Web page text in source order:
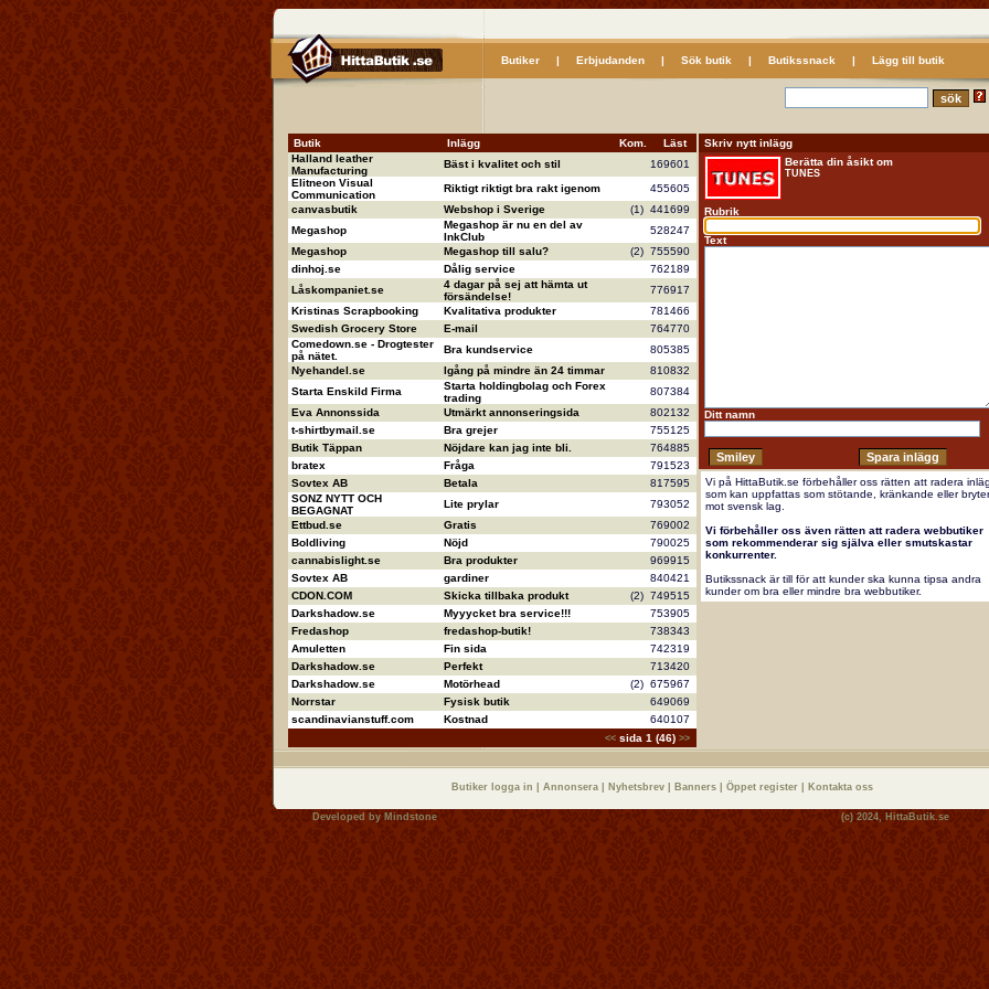
Butiker| Erbjudanden| Sök butik | Butikssnack | Lägg till butik
Butik Inlägg Kom.
Läst
Halland leather
Manufacturing
Bäst i kvalitet och stil
169601
Elitneon Visual
Communication
Riktigt riktigt bra rakt igenom
455605
canvasbutik
Webshop i Sverige (1) 441699
Megashop
Megashop är nu en del av
InkClub
528247
Megashop
Megashop till salu? (2) 755590
dinhoj.se
Dålig service
762189
Låskompaniet.se
4 dagar på sej att hämta ut
försändelse!
776917
Kristinas Scrapbooking
Kvalitativa produkter
781466
Swedish Grocery Store
E-mail
764770
Comedown.se - Drogtester
på nätet.
Bra kundservice
805385
Nyehandel.se
Igång på mindre än 24 timmar
810832
Starta Enskild Firma
Starta holdingbolag och Forex
trading
807384
Eva Annonssida
Utmärkt annonseringsida
802132
t-shirtbymail.se
Bra grejer
755125
Butik Täppan
Nöjdare kan jag inte bli.
764885
bratex
Fråga
791523
Sovtex AB
Betala
817595
SONZ NYTT OCH
BEGAGNAT
Lite prylar
793052
Ettbud.se
Gratis
769002
Boldliving
Nöjd
790025
cannabislight.se
Bra produkter
969915
Sovtex AB
gardiner
840421
CDON.COM
Skicka tillbaka produkt (2) 749515
Darkshadow.se
Myyycket bra service!!!
753905
Fredashop
fredashop-butik!
738343
Amuletten
Fin sida
742319
Darkshadow.se
Perfekt
713420
Darkshadow.se
Motörhead (2) 675967
Norrstar
Fysisk butik
649069
scandinavianstuff.com
Kostnad 640107
<< sida 1 (46) >>
Skriv nytt inlägg
Berätta din åsikt om
TUNES
Rubrik
Text
Ditt namn
Vi på HittaButik.se förbehåller oss rätten att radera
som kan uppfattas som stötande, kränkande eller bryter
mot svensk lag.
Vi förbehåller oss även rätten att radera webbutiker
som rekommenderar sig själva eller smutskastar
konkurrenter.
Butikssnack är till för att kunder ska kunna tipsa andra
kunder om bra eller mindre bra webbutiker.
Butiker logga in Annonsera Nyhetsbrev Banners Öppet register Kontakta oss
Developed by Mindstone (c) 2024, HittaButik.se